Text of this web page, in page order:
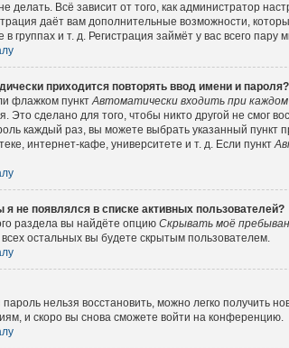
делать. Всё зависит от того, как администратор
даёт вам дополнительные возможности,
группах и т. д. Регистрация займёт у вас всего
приходится повторять ввод имени и пароля?
флажком пунктАвтоматически входить при
Это сделано для того, чтобы никто другой не смог
каждый раз, вы можете выбрать указанный
интернет-кафе, университете и т. д. Если пункт
я не появлялся в списке активных пользователей?
раздела вы найдёте опцию Скрывать моё
остальных вы будете скрытым пользователем.
пароль нельзя восстановить, можно легко
и скоро вы снова сможете войти на конференцию.